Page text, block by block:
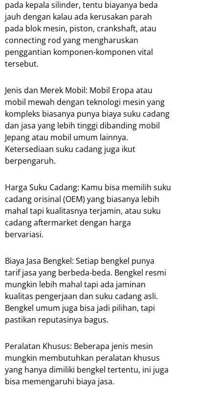
pada kepala silinder, tentu biayanya beda
jauh dengan kalau ada kerusakan parah
pada blok mesin, piston, crankshaft, atau
connecting rod yang mengharuskan
penggantian komponen-komponen vital
tersebut.
Jenis dan Merek Mobil: Mobil Eropa atau
mobil mewah dengan teknologi mesin yang
kompleks biasanya punya biaya suku cadang
dan jasa yang lebih tinggi dibanding mobil
Jepang atau mobil umum lainnya.
Ketersediaan suku cadang juga ikut
berpengaruh.
Harga Suku Cadang: Kamu bisa memilih suku
cadang orisinal (OEM) yang biasanya lebih
mahal tapi kualitasnya terjamin, atau suku
cadang aftermarket dengan harga
bervariasi.
Biaya Jasa Bengkel: Setiap bengkel punya
tarif jasa yang berbeda-beda. Bengkel resmi
mungkin lebih mahal tapi ada jaminan
kualitas pengerjaan dan suku cadang asli.
Bengkel umum juga bisa jadi pilihan, tapi
pastikan reputasinya bagus.
Peralatan Khusus: Beberapa jenis mesin
mungkin membutuhkan peralatan khusus
yang hanya dimiliki bengkel tertentu, ini juga
bisa memengaruhi biaya jasa.